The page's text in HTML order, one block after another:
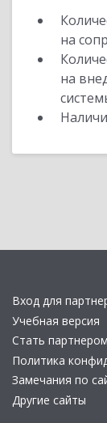
на
на
Вход для
Учебная версия
Стать партнером
Политика
Замечания по
Другие сайты